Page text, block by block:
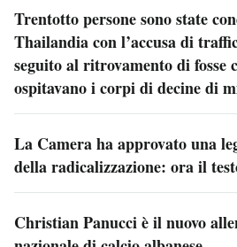
Trentotto persone sono state
Thailandia con l’accusa di
seguito al ritrovamento di fosse
ospitavano i corpi di decine di
La Camera ha approvato una
della radicalizzazione: ora il
Christian Panucci è il nuovo